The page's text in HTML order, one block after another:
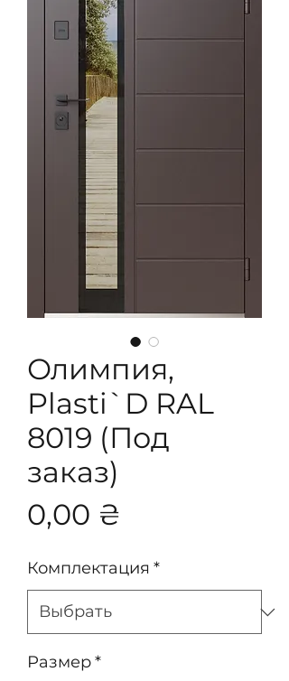
Олимпия,
Plasti`D RAL
8019 (Под
заказ)
0,00 ₴
Комплектация *
Размер*